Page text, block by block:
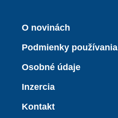
O novinách
Podmienky používania
Osobné údaje
Inzercia
Kontakt